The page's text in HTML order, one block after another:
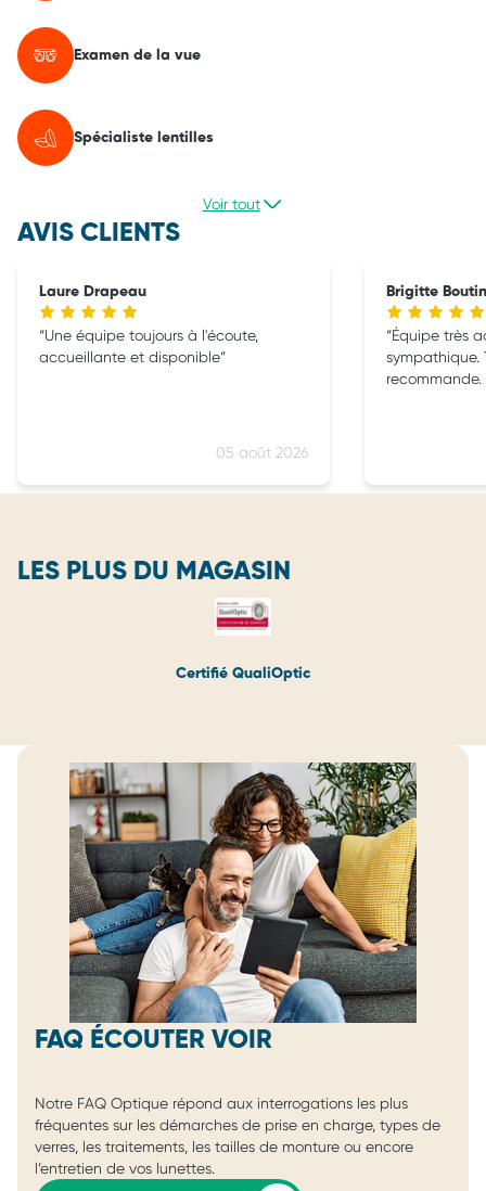
Examen de la vue
Spécialiste lentilles
Voir tout
AVIS CLIENTS
Laure Drapeau
05 août 2026
Une équipe toujours à l'écoute,
accueillante et disponible
Brigitte Boutin
Équipe très
sympathique.
recommande.
LES PLUS DU MAGASIN
Certifié QualiOptic
FAQ ÉCOUTER VOIR
Notre FAQ Optique répond aux interrogations les plus
fréquentes sur les démarches de prise en charge, types de
verres, les traitements, les tailles de monture ou encore
l’entretien de vos lunettes.